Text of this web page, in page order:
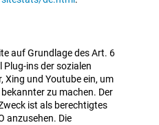
auf Grundlage des Art. 6
Plug-ins der sozialen
Xing und Youtube ein, um
zu machen. Der
ist als berechtigtes
anzusehen. Die